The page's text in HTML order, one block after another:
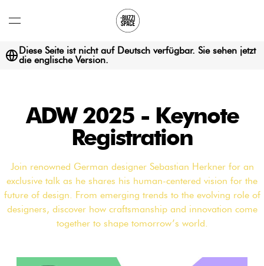
menu
Diese Seite ist nicht auf Deutsch verfügbar. Sie sehen jetzt
die englische Version.
ADW 2025 - Keynote
Registration
Join renowned German designer Sebastian Herkner for an
exclusive talk as he shares his human-centered vision for the
future of design. From emerging trends to the evolving role of
designers, discover how craftsmanship and innovation come
together to shape tomorrow’s world.